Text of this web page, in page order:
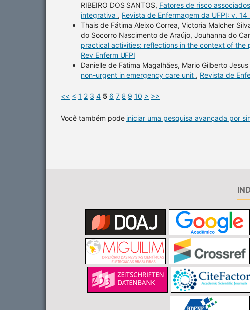
RIBEIRO DOS SANTOS, Fatores de risco
integrativa , Revista de Enfermagem da UFPI: v. 14
Thais de Fátima Aleixo Correa, Victoria Malcher
do Socorro Nascimento de Araújo, Jouhanna do
practical activities: reflections in the context of the
Rev Enferm UFPI
Danielle de Fátima Magalhães, Mario Gilberto
non-urgent in emergency care unit , Revista de
<< < 1 2 3 4 5 6 7 8 9 10 > >>
Você também pode iniciar uma pesquisa avançada por